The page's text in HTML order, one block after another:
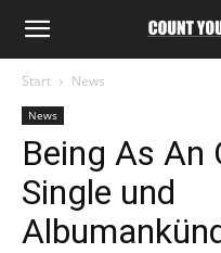
Start News
News
Being As An
Single und